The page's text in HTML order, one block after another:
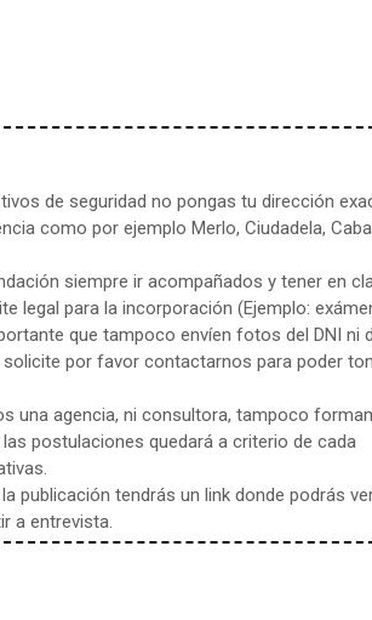
de seguridad no pongas tu dirección
como por ejemplo Merlo, Ciudadela,
siempre ir acompañados y tener en
legal para la incorporación (Ejemplo:
que tampoco envíen fotos del DNI ni
por favor contactarnos para poder
una agencia, ni consultora, tampoco
postulaciones quedará a criterio de cada
publicación tendrás un link donde podrás
a entrevista.